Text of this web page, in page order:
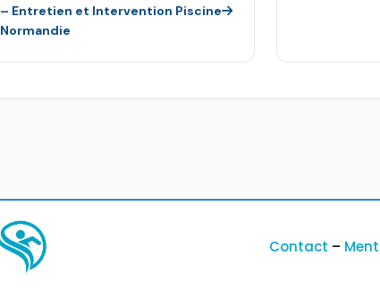
– Entretien et Intervention Piscine
Normandie
Contact –